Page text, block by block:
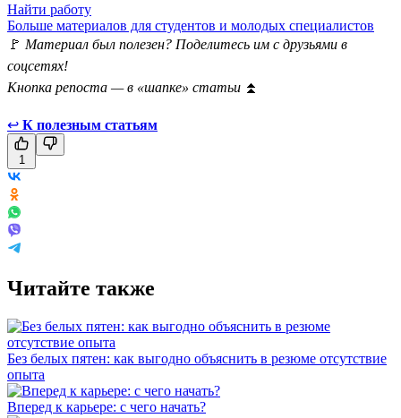
Найти работу
Больше материалов для студентов и молодых специалистов
🚩 Материал был полезен? Поделитесь им с друзьями в
соцсетях!
Кнопка репоста — в «шапке» статьи ⏫
↩ К полезным статьям
1
Читайте также
Без белых пятен: как выгодно объяснить в резюме отсутствие
опыта
Вперед к карьере: с чего начать?